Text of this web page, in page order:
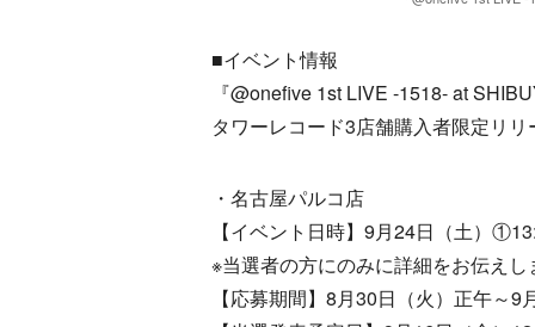
■イベント情報
『@onefive 1st LIVE -1518- at
タワーレコード3店舗購入者限定リ
・名古屋パルコ店
【イベント日時】9月24日（土）
※当選者の方にのみに詳細をお伝えし
【応募期間】8月30日（火）正午～9